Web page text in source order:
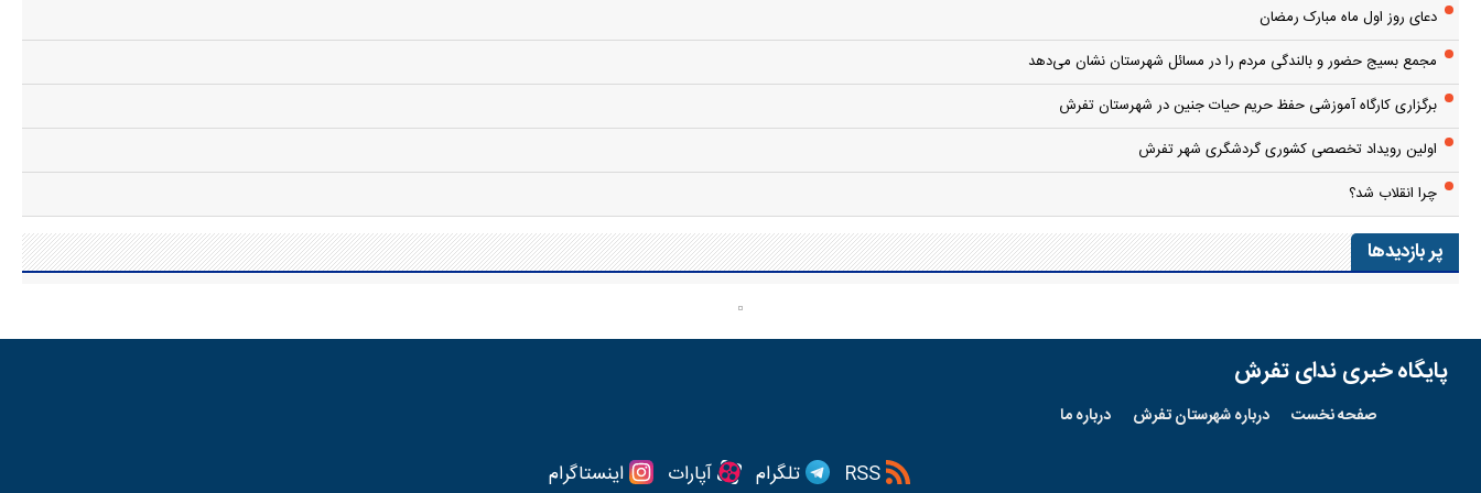
دعای روز اول ماه مبارک رمضان
مجمع بسیج حضور و بالندگی مردم را در مسائل شهرستان نشان می‌دهد
برگزاری کارگاه آموزشی حفظ حریم حیات جنین در شهرستان تفرش
اولین رویداد تخصصی کشوری گردشگری شهر تفرش
چرا انقلاب شد؟
پر بازدیدها
پایگاه خبری ندای تفرش
صفحه نخست درباره شهرستان تفرش درباره ما
تلگرام آپارات اینستاگرام